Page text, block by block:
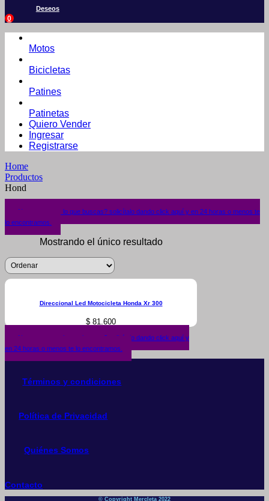
Deseos
0
Motos
Bicicletas
Patines
Patinetas
Quiero Vender
Ingresar
Registrarse
Home
Productos
Hond
¿No encuentras lo que buscas? solicítalo dando click aquí y en 24 horas o menos te
lo encontramos.
Mostrando el único resultado
Direccional Led Motocicleta Honda Xr 300
$ 81.600
¿No encuentras lo que buscas? solicítalo dando click aquí y
en 24 horas o menos te lo encontramos.
Términos y condiciones
Política de Privacidad
Quiénes Somos
Contacto
© Copyright Mercleta 2022